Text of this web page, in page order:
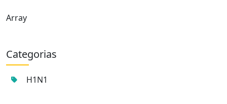
Array
Categorias
H1N1